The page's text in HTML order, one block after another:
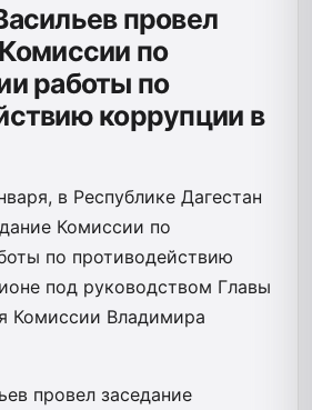
провел
по
работы по
коррупции в
в Республике Дагестан
Комиссии по
по противодействию
под руководством Главы
Комиссии Владимира
провел заседание